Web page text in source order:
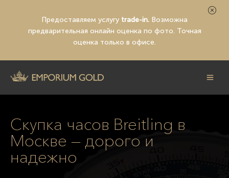
Предоставляем услугу trade-in. Возможна
предварительная онлайн оценка по фото. Точная
оценка только в офисе.
Скупка часов Breitling в
Москве — дорого и
надежно